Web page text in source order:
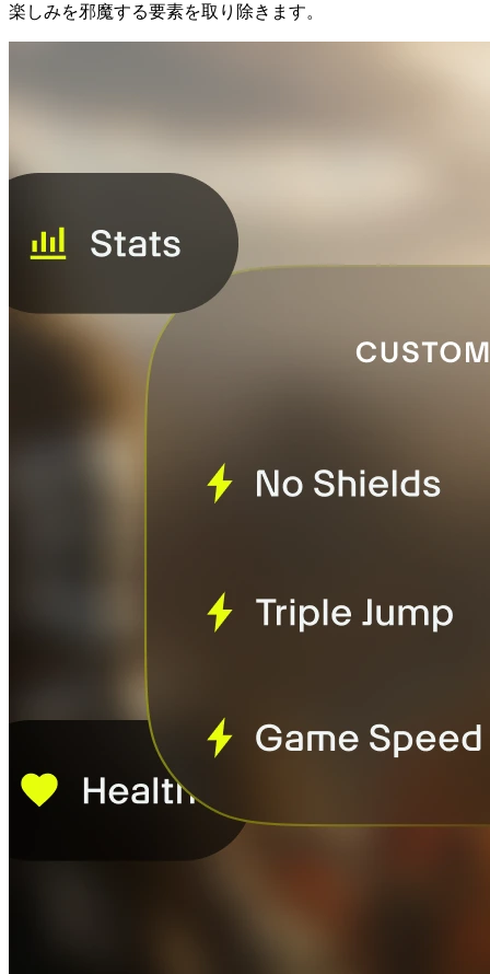
楽しみを邪魔する要素を取り除きます。